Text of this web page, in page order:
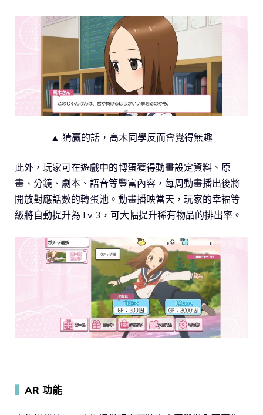
▲ 猜贏的話，高木同學反而會覺得無趣
此外，玩家可在遊戲中的轉蛋獲得動畫設定資料、原
畫、分鏡、劇本、語音等豐富內容，每周動畫播出後將
開放對應話數的轉蛋池。動畫播映當天，玩家的幸褔等
級將自動提升為 Lv 3，可大幅提升稀有物品的排出率。
AR 功能